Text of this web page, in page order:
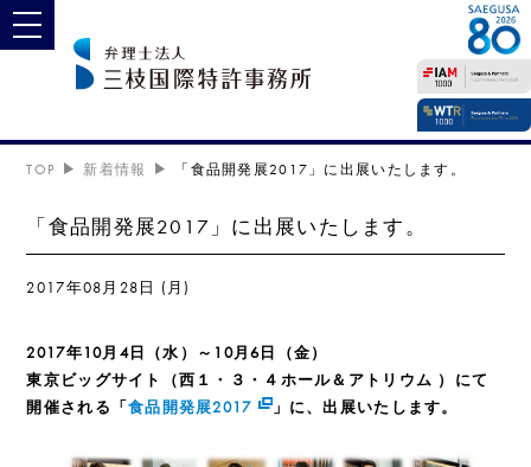
toggle navigation
TOP 新着情報 「食品開発展2017」に出展いたします。
「食品開発展2017」に出展いたします。
2017年08月28日 (月)
2017年10月4日（水）～10月6日（金）
東京ビッグサイト（西１・３・４ホール＆アトリウム ）にて
開催される「食品開発展2017 」に、出展いたします。